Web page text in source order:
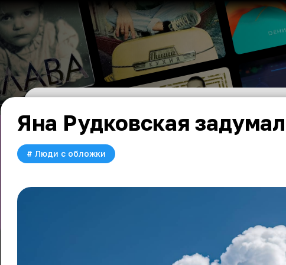
Яна Рудковская
# Люди с обложки